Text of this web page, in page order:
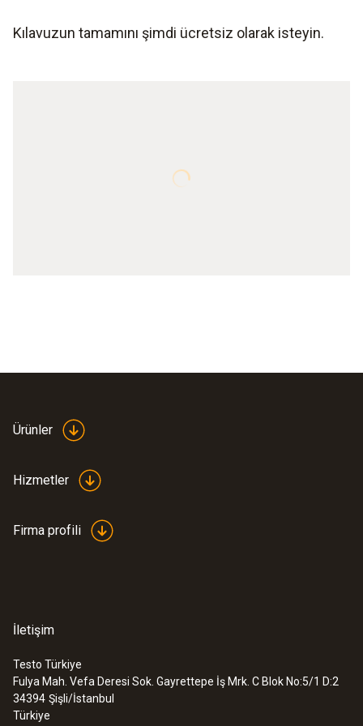
Kılavuzun tamamını şimdi ücretsiz olarak isteyin.
Ürünler
Hizmetler
Firma profili
İletişim
Testo Türkiye
Fulya Mah. Vefa Deresi Sok. Gayrettepe İş Mrk. C Blok No:5/1 D:2
34394 Şişli/İstanbul
Türkiye